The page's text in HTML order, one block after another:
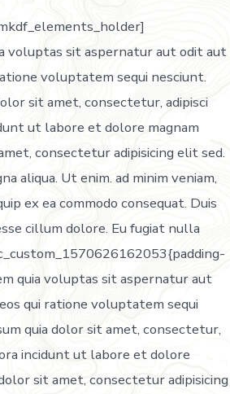
voluptas sit aspernatur aut odit aut
voluptatem sequi nesciunt.
sit amet, consectetur, adipisci
ut labore et dolore magnam
consectetur adipisicing elit sed.
aliqua. Ut enim. ad minim veniam,
ex ea commodo consequat. Duis
cillum dolore. Eu fugiat nulla
quia voluptas sit aspernatur aut
qui ratione voluptatem sequi
quia dolor sit amet, consectetur,
incidunt ut labore et dolore
sit amet, consectetur adipisicing